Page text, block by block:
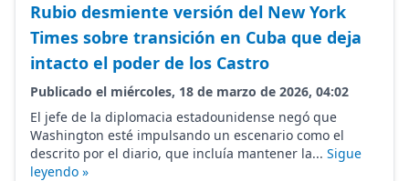
Rubio desmiente versión del New York
Times sobre transición en Cuba que deja
intacto el poder de los Castro
Publicado el miércoles, 18 de marzo de 2026, 04:02
El jefe de la diplomacia estadounidense negó que
Washington esté impulsando un escenario como el
descrito por el diario, que incluía mantener la... Sigue
leyendo »